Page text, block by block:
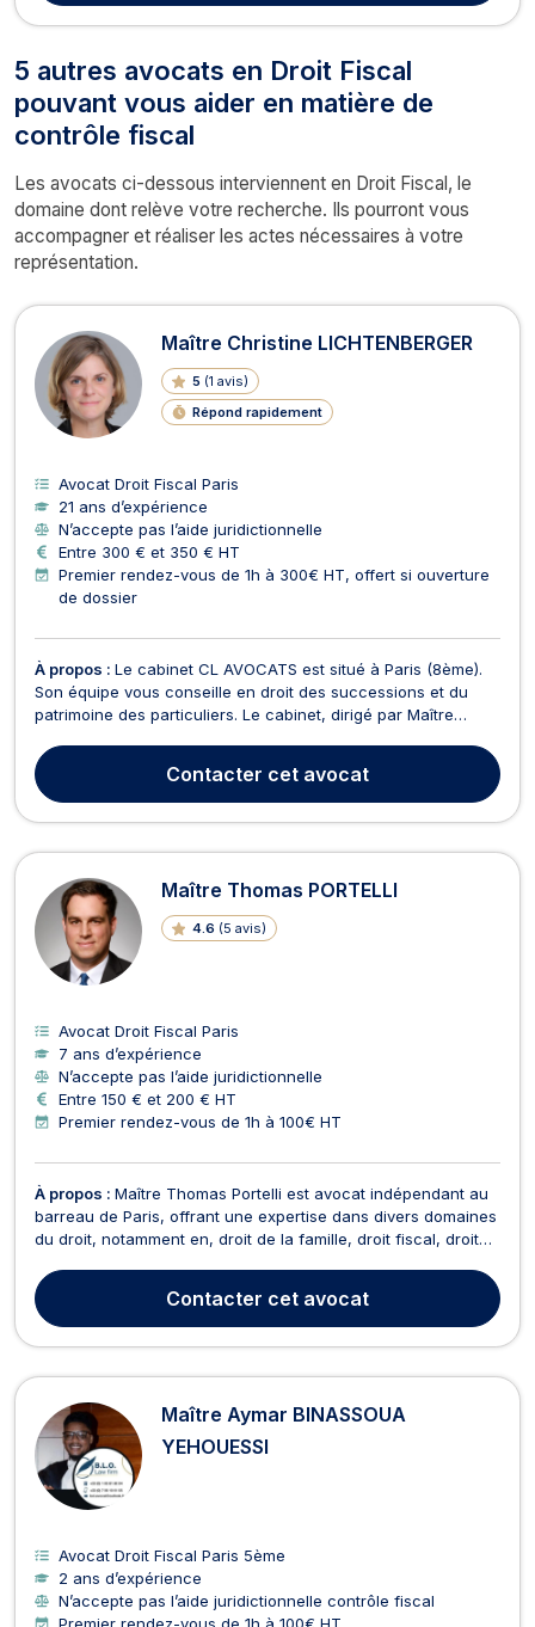
5 autres avocats en Droit Fiscal
pouvant vous aider en matière de
contrôle fiscal
Les avocats ci-dessous interviennent en Droit Fiscal, le
domaine dont relève votre recherche. Ils pourront vous
accompagner et réaliser les actes nécessaires à votre
représentation.
Maître Christine LICHTENBERGER
5 (1 avis)
Répond rapidement
Avocat Droit Fiscal Paris
21 ans d’expérience
N’accepte pas l’aide juridictionnelle
Entre 300 € et 350 € HT
Premier rendez-vous de 1h à 300€ HT, offert si ouverture
de dossier
À propos : Le cabinet CL AVOCATS est situé à Paris (8ème).
Son équipe vous conseille en droit des successions et du
patrimoine des particuliers. Le cabinet, dirigé par Maître
accompagne ses clients, personnes physiques, dans toutes
leurs questions juridiques et fiscales liées à la v...
Contacter cet avocat
Maître Thomas PORTELLI
4.6 (5 avis)
Avocat Droit Fiscal Paris
7 ans d’expérience
N’accepte pas l’aide juridictionnelle
Entre 150 € et 200 € HT
Premier rendez-vous de 1h à 100€ HT
À propos : Maître Thomas Portelli est avocat indépendant au
barreau de Paris, offrant une expertise dans divers domaines
du droit, notamment en, droit de la famille, droit fiscal, droit
professionnalisme, s'engageant à fournir un service juridique
de qualité à ses clients. V...
Contacter cet avocat
Maître Aymar BINASSOUA
YEHOUESSI
Avocat Droit Fiscal Paris 5ème
2 ans d’expérience
N’accepte pas l’aide juridictionnelle contrôle fiscal